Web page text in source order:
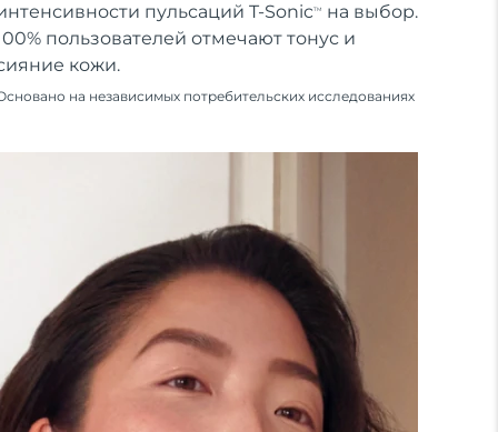
пульсаций T-SonicTM
на выбор.
пользователей отмечают тонус и
кожи.
на независимых потребительских исследованиях